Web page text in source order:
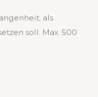
als
soll. Max. 500